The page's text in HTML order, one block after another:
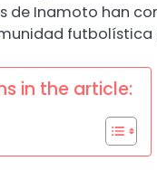
de Inamoto han
futbolística
in the article: